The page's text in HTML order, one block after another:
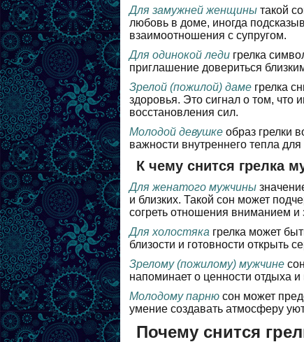
Для замужней женщины такой
любовь в доме, иногда
взаимоотношения с супругом.
Для одинокой леди грелка
приглашение довериться
Зрелой (пожилой) даме грелка
здоровья. Это сигнал о том, что
восстановления сил.
Молодой девушке образ грелки
важности внутреннего тепла
К чему снится грелка
Для женатого мужчины
и близких. Такой сон может
согреть отношения вниманием и
Для холостяка грелка может
близости и готовности открыть
Зрелому (пожилому) мужчине
напоминает о ценности отдыха
Молодому парню сон может
умение создавать атмосферу
Почему снится